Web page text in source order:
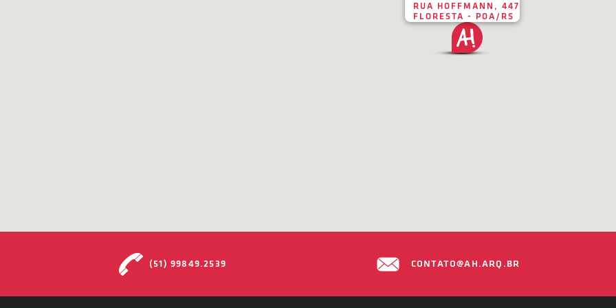
RUA HOFFMANN, 447
FLORESTA - POA/RS
(51) 99849.2539 CONTATO@AH.ARQ.BR